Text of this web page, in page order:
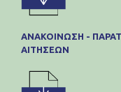
ΑΝΑΚΟΙΝΩΣΗ -
ΑΙΤΗΣΕΩΝ